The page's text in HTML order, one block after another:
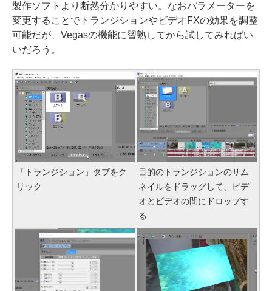
製作ソフトより断然分かりやすい。なおパラメーターを
変更することでトランジションやビデオFXの効果を調整
可能だが、Vegasの機能に習熟してから試してみればい
いだろう。
「トランジション」タブをク
リック
目的のトランジションのサム
ネイルをドラッグして、ビデ
オとビデオの間にドロップす
る